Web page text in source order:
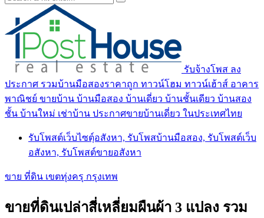
รับจ้างโพส ลง
ประกาศ รวมบ้านมือสองราคาถูก ทาวน์โฮม ทาวน์เฮ้าส์ อาคาร
พาณิชย์ ขายบ้าน บ้านมือสอง บ้านเดี่ยว บ้านชั้นเดียว บ้านสอง
ชั้น บ้านใหม่ เช่าบ้าน ประกาศขายบ้านเดี่ยว ในประเทศไทย
รับโพสต์เว็บไซตฺ์อสังหา, รับโพสบ้านมือสอง, รับโพสต์เว็บ
อสังหา, รับโพสต์ขายอสังหา
ขาย ที่ดิน เขตทุ่งครุ กรุงเทพ
ขายที่ดินเปล่าสี่เหลี่ยมผืนผ้า 3 แปลง รวม